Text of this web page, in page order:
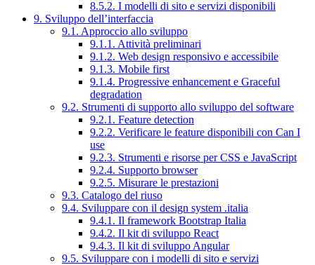
8.5.2. I modelli di sito e servizi disponibili
9. Sviluppo dell’interfaccia
9.1. Approccio allo sviluppo
9.1.1. Attività preliminari
9.1.2. Web design responsivo e accessibile
9.1.3. Mobile first
9.1.4. Progressive enhancement e Graceful
degradation
9.2. Strumenti di supporto allo sviluppo del software
9.2.1. Feature detection
9.2.2. Verificare le feature disponibili con Can I
use
9.2.3. Strumenti e risorse per CSS e JavaScript
9.2.4. Supporto browser
9.2.5. Misurare le prestazioni
9.3. Catalogo del riuso
9.4. Sviluppare con il design system .italia
9.4.1. Il framework Bootstrap Italia
9.4.2. Il kit di sviluppo React
9.4.3. Il kit di sviluppo Angular
9.5. Sviluppare con i modelli di sito e servizi